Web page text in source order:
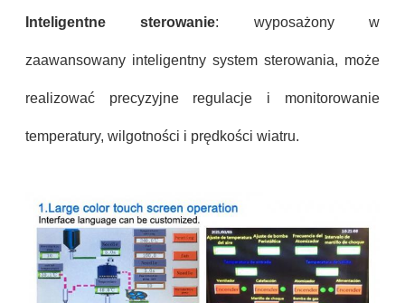
Inteligentne sterowanie: wyposażony w
zaawansowany inteligentny system sterowania, może
realizować precyzyjne regulacje i monitorowanie
temperatury, wilgotności i prędkości wiatru.